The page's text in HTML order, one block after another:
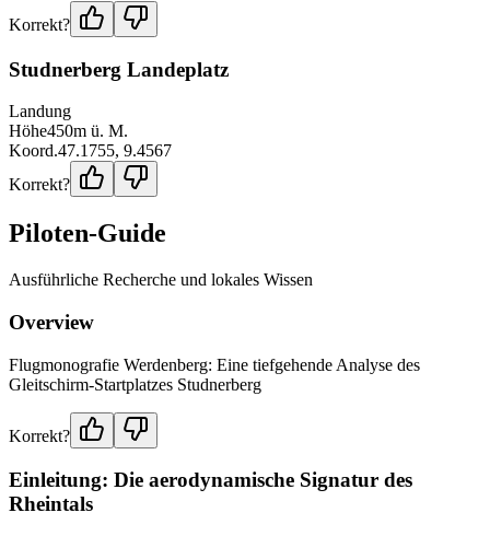
Korrekt?
Studnerberg Landeplatz
Landung
Höhe450m ü. M.
Koord.47.1755, 9.4567
Korrekt?
Piloten-Guide
Ausführliche Recherche und lokales Wissen
Overview
Flugmonografie Werdenberg: Eine tiefgehende Analyse des
Gleitschirm-Startplatzes Studnerberg
Korrekt?
Einleitung: Die aerodynamische Signatur des
Rheintals